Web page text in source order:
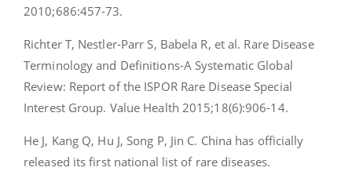
2010;686:457-73.
Richter T, Nestler-Parr S, Babela R, et al. Rare Disease
Terminology and Definitions-A Systematic Global
Review: Report of the ISPOR Rare Disease Special
Interest Group. Value Health 2015;18(6):906-14.
He J, Kang Q, Hu J, Song P, Jin C. China has officially
released its first national list of rare diseases.